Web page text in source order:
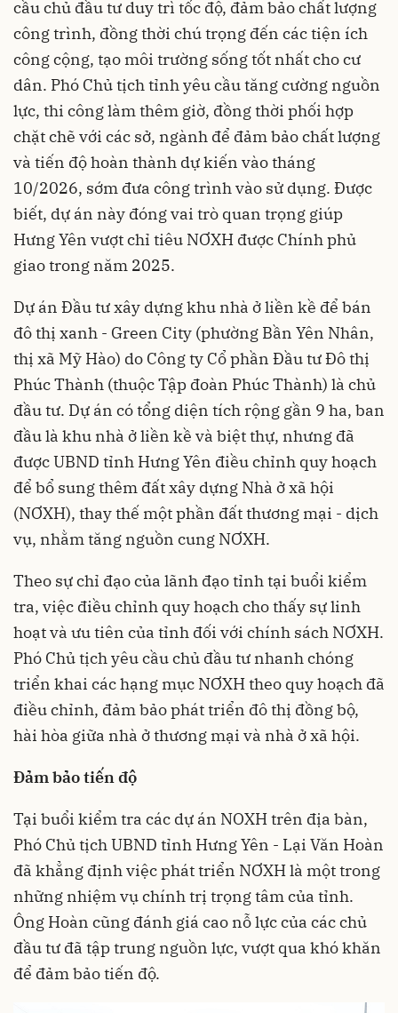
cầu chủ đầu tư duy trì tốc độ, đảm bảo chất lượng
công trình, đồng thời chú trọng đến các tiện ích
công cộng, tạo môi trường sống tốt nhất cho cư
dân. Phó Chủ tịch tỉnh yêu cầu tăng cường nguồn
lực, thi công làm thêm giờ, đồng thời phối hợp
chặt chẽ với các sở, ngành để đảm bảo chất lượng
và tiến độ hoàn thành dự kiến vào tháng
10/2026, sớm đưa công trình vào sử dụng. Được
biết, dự án này đóng vai trò quan trọng giúp
Hưng Yên vượt chỉ tiêu NƠXH được Chính phủ
giao trong năm 2025.
Dự án Đầu tư xây dựng khu nhà ở liền kề để bán
đô thị xanh - Green City (phường Bần Yên Nhân,
thị xã Mỹ Hào) do Công ty Cổ phần Đầu tư Đô thị
Phúc Thành (thuộc Tập đoàn Phúc Thành) là chủ
đầu tư. Dự án có tổng diện tích rộng gần 9 ha, ban
đầu là khu nhà ở liền kề và biệt thự, nhưng đã
được UBND tỉnh Hưng Yên điều chỉnh quy hoạch
để bổ sung thêm đất xây dựng Nhà ở xã hội
(NƠXH), thay thế một phần đất thương mại - dịch
vụ, nhằm tăng nguồn cung NƠXH.
Theo sự chỉ đạo của lãnh đạo tỉnh tại buổi kiểm
tra, việc điều chỉnh quy hoạch cho thấy sự linh
hoạt và ưu tiên của tỉnh đối với chính sách NƠXH.
Phó Chủ tịch yêu cầu chủ đầu tư nhanh chóng
triển khai các hạng mục NƠXH theo quy hoạch đã
điều chỉnh, đảm bảo phát triển đô thị đồng bộ,
hài hòa giữa nhà ở thương mại và nhà ở xã hội.
Đảm bảo tiến độ
Tại buổi kiểm tra các dự án NOXH trên địa bàn,
Phó Chủ tịch UBND tỉnh Hưng Yên - Lại Văn Hoàn
đã khẳng định việc phát triển NƠXH là một trong
những nhiệm vụ chính trị trọng tâm của tỉnh.
Ông Hoàn cũng đánh giá cao nỗ lực của các chủ
đầu tư đã tập trung nguồn lực, vượt qua khó khăn
để đảm bảo tiến độ.